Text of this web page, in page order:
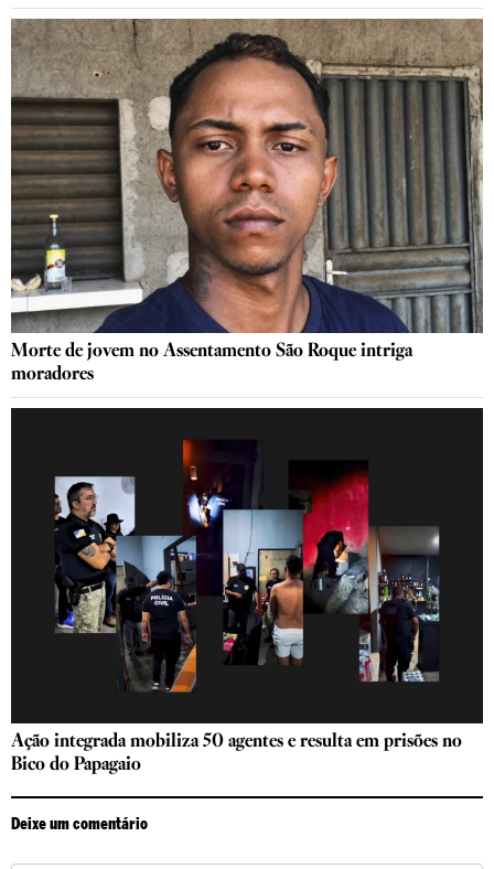
Morte de jovem no Assentamento São Roque intriga
moradores
Ação integrada mobiliza 50 agentes e resulta em prisões no
Bico do Papagaio
Deixe um comentário